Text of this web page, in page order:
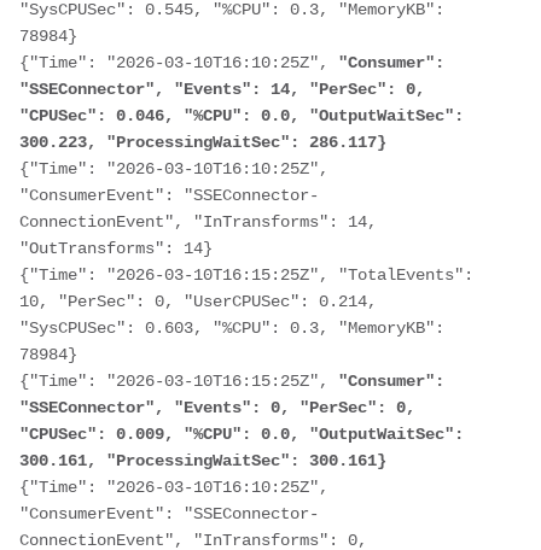
"SysCPUSec": 0.545, "%CPU": 0.3, "MemoryKB":
78984}
{"Time": "2026-03-10T16:10:25Z", "Consumer":
"SSEConnector", "Events": 14, "PerSec": 0,
"CPUSec": 0.046, "%CPU": 0.0, "OutputWaitSec":
300.223, "ProcessingWaitSec": 286.117}
{"Time": "2026-03-10T16:10:25Z",
"ConsumerEvent": "SSEConnector-
ConnectionEvent", "InTransforms": 14,
"OutTransforms": 14}
{"Time": "2026-03-10T16:15:25Z", "TotalEvents":
10, "PerSec": 0, "UserCPUSec": 0.214,
"SysCPUSec": 0.603, "%CPU": 0.3, "MemoryKB":
78984}
{"Time": "2026-03-10T16:15:25Z",
"Consumer":
"SSEConnector", "Events": 0, "PerSec": 0,
"CPUSec": 0.009, "%CPU": 0.0, "OutputWaitSec":
300.161, "ProcessingWaitSec": 300.161}
{"Time": "2026-03-10T16:10:25Z",
"ConsumerEvent": "SSEConnector-
ConnectionEvent", "InTransforms": 0,